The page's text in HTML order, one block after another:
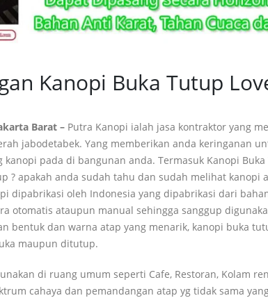
Kanopi Buka Tutup
Barat – Putra Kanopi ialah jasa kontraktor yang
jabodetabek. Yang memberikan anda keringanan
pada di bangunan anda. Termasuk Kanopi
? apakah anda sudah tahu dan sudah melihat kanopi
dipabrikasi oleh Indonesia yang dipabrikasi dari
otomatis ataupun manual sehingga sanggup
bentuk dan warna atap yang menarik, kanopi buka
maupun ditutup.
di ruang umum seperti Cafe, Restoran, Kolam
cahaya dan pemandangan atap yg tidak sama